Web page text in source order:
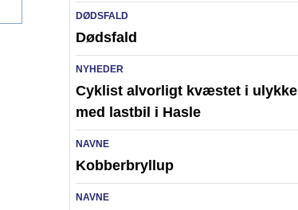
DØDSFALD
Dødsfald
NYHEDER
Cyklist alvorligt kvæstet i ulykke
med lastbil i Hasle
NAVNE
Kobberbryllup
NAVNE